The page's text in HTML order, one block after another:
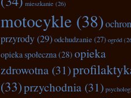
mieszkanie (26)
motocykle (38)
przyrody(29)odchudzanie (27) ogród
opieka społeczna(28) opieka
zdrowotna (31)
(33)przychodnia (31)